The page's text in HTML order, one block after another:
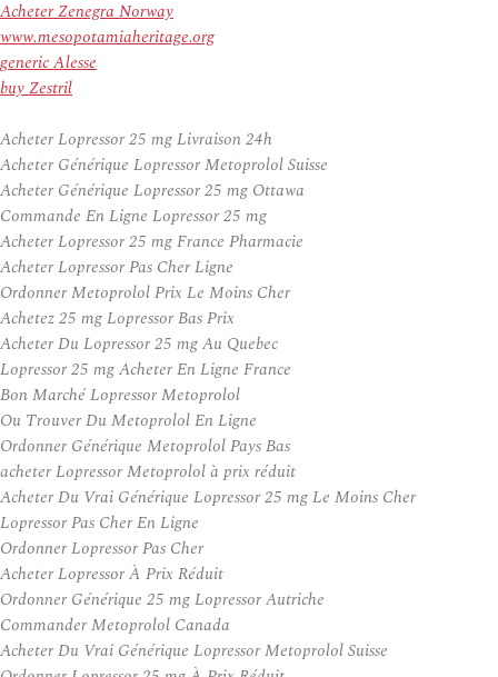
Acheter Zenegra Norway
www.mesopotamiaheritage.org
generic Alesse
buy Zestril
Acheter Lopressor 25 mg Livraison 24h
Acheter Générique Lopressor Metoprolol Suisse
Acheter Générique Lopressor 25 mg Ottawa
Commande En Ligne Lopressor 25 mg
Acheter Lopressor 25 mg France Pharmacie
Acheter Lopressor Pas Cher Ligne
Ordonner Metoprolol Prix Le Moins Cher
Achetez 25 mg Lopressor Bas Prix
Acheter Du Lopressor 25 mg Au Quebec
Lopressor 25 mg Acheter En Ligne France
Bon Marché Lopressor Metoprolol
Ou Trouver Du Metoprolol En Ligne
Ordonner Générique Metoprolol Pays Bas
acheter Lopressor Metoprolol à prix réduit
Acheter Du Vrai Générique Lopressor 25 mg Le Moins Cher
Lopressor Pas Cher En Ligne
Ordonner Lopressor Pas Cher
Acheter Lopressor À Prix Réduit
Ordonner Générique 25 mg Lopressor Autriche
Commander Metoprolol Canada
Acheter Du Vrai Générique Lopressor Metoprolol Suisse